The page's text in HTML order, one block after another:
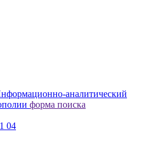
аналитический
форма поиска
04